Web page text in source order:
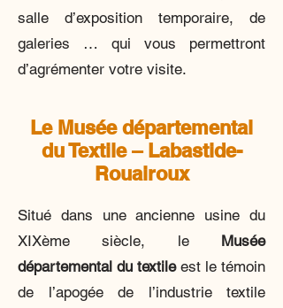
salle d’exposition temporaire, de
galeries … qui vous permettront
d’agrémenter votre visite.
Le Musée départemental
du Textile – Labastide-
Rouairoux
Situé dans une ancienne usine du
XIXème siècle, le Musée
départemental du textileest le témoin
de l’apogée de l’industrie textile